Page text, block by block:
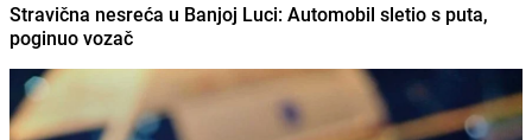
Stravična nesreća u Banjoj Luci: Automobil sletio s puta,
poginuo vozač